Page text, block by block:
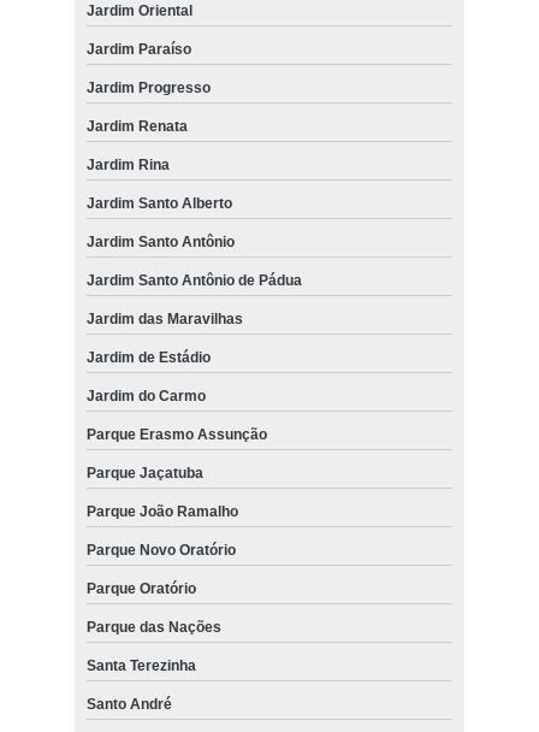
Jardim Oriental
Jardim Paraíso
Jardim Progresso
Jardim Renata
Jardim Rina
Jardim Santo Alberto
Jardim Santo Antônio
Jardim Santo Antônio de Pádua
Jardim das Maravilhas
Jardim de Estádio
Jardim do Carmo
Parque Erasmo Assunção
Parque Jaçatuba
Parque João Ramalho
Parque Novo Oratório
Parque Oratório
Parque das Nações
Santa Terezinha
Santo André